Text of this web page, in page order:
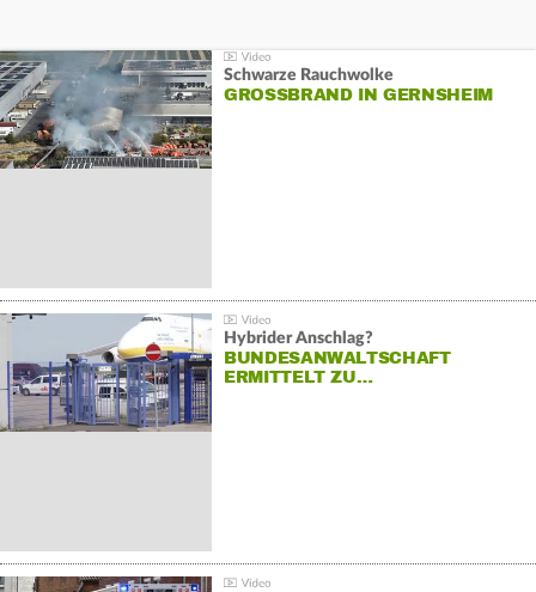
Schwarze Rauchwolke
GROSSBRAND IN GERNSHEIM
Hybrider Anschlag?
BUNDESANWALTSCHAFT
ERMITTELT ZU…